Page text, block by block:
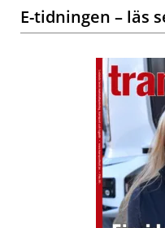
E-tidningen – läs